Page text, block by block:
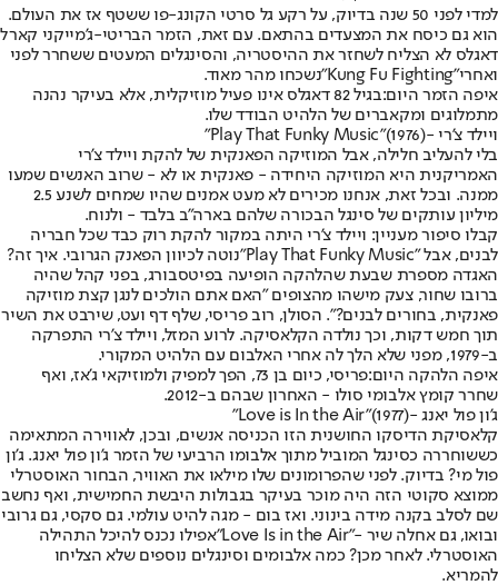
למדי לפני 50 שנה בדיוק, על רקע גל סרטי הקונג-פו ששטף אז את העולם.
הוא גם כיסח את המצעדים בהתאם. עם זאת, הזמר הבריטי-ג'מייקני קארל
דאגלס לא הצליח לשחזר את ההיסטריה, והסינגלים המעטים ששחרר לפני
ואחרי"Kung Fu Fighting"
נשכחו מהר מאוד.
איפה הזמר היום:
בגיל 82 דאגלס אינו פעיל מוזיקלית, אלא בעיקר נהנה
מתמלוגים ומקאברים של הלהיט הבודד שלו.
ויילד צ'רי -
Play That Funky Music"(1976)"
בלי להעליב חלילה, אבל המוזיקה הפאנקית של להקת ויילד צ'רי
האמריקנית היא המוזיקה היחידה - פאנקית או לא - שרוב האנשים שמעו
ממנה. ובכל זאת, אנחנו מכירים לא מעט אמנים שהיו שמחים לשנע 2.5
מיליון עותקים של סינגל הבכורה שלהם בארה"ב בלבד - ולנוח.
קבלו סיפור מעניין: ויילד צ'רי היתה במקור להקת רוק כבד שכל חבריה
לבנים, אבל "Play That Funky Music" נוטה לכיוון הפאנק הגרובי. איך זה?
האגדה מספרת שבעת שהלהקה הופיעה בפיטסבורג, בפני קהל שהיה
ברובו שחור, צעק מישהו מהצופים "האם אתם הולכים לנגן קצת מוזיקה
פאנקית, בחורים לבנים?". הסולן, רוב פריסי, שלף דף ועט, שירבט את השיר
תוך חמש דקות, וכך נולדה הקלאסיקה. לרוע המזל, ויילד צ'רי התפרקה
ב-1979, מפני שלא הלך לה אחרי האלבום עם הלהיט המקורי.
איפה הלהקה היום:
פריסי, כיום בן 73, הפך למפיק ולמוזיקאי ג'אז, ואף
שחרר קומץ אלבומי סולו - האחרון שבהם ב-2012.
ג'ון פול יאנג -
Love is In the Air"(1977)"
קלאסיקת הדיסקו החושנית הזו הכניסה אנשים, ובכן, לאווירה המתאימה
כששוחררה כסינגל המוביל מתוך אלבומו הרביעי של הזמר ג'ון פול יאנג. ג'ון
פול מי? בדיוק. לפני שהפרומונים שלו מילאו את האוויר, הבחור האוסטרלי
ממוצא סקוטי הזה היה מוכר בעיקר בגבולות היבשת החמישית, ואף נחשב
שם לסלב בקנה מידה בינוני. ואז בום - מגה להיט עולמי. גם סקסי, גם גרובי
ובואו, גם אחלה שיר -"Love Is in the Air"
אפילו נכנס להיכל התהילה
האוסטרלי. לאחר מכן? כמה אלבומים וסינגלים נוספים שלא הצליחו
להמריא.